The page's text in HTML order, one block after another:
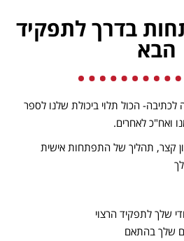
בדרך לתפקיד
הבא
לכתיבה- הכול תלוי ביכולת שלנו לספר
ואח"כ לאחרים.
קצר, תהליך של התפתחות אישית
שלך לתפקיד הרצוי
שלך בהתאם